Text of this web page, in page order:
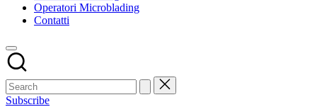
Operatori Microblading
Contatti
Subscribe